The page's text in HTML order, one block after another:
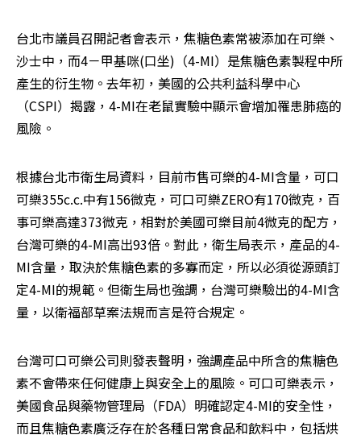
台北市議員召開記者會表示，焦糖色素常被添加在可樂、
沙士中，而4－甲基咪(口坐)（4-MI）是焦糖色素製程中所
產生的衍生物。去年初，美國的公共利益科學中心
（CSPI）揭露，4-MI在老鼠實驗中顯示會增加罹患肺癌的
風險。
根據台北市衛生局資料，目前市售可樂的4-MI含量，可口
可樂355c.c.中有156微克，可口可樂ZERO有170微克，百
事可樂高達373微克，相對於美國可樂目前4微克的配方，
台灣可樂的4-MI高出93倍。對此，衛生局表示，產品的4-
MI含量，取決於焦糖色素的多寡而定，所以必須從源頭訂
定4-MI的規範。但衛生局也強調，台灣可樂驗出的4-MI含
量，以衛福部草案法規而言是符合規定。
台灣可口可樂公司則發表聲明，強調產品中所含的焦糖色
素不會帶來任何健康上與安全上的風險。可口可樂表示，
美國食品與藥物管理局（FDA）明確認定4-MI的安全性，
而且焦糖色素廣泛存在於各種日常食品和飲料中，包括烘